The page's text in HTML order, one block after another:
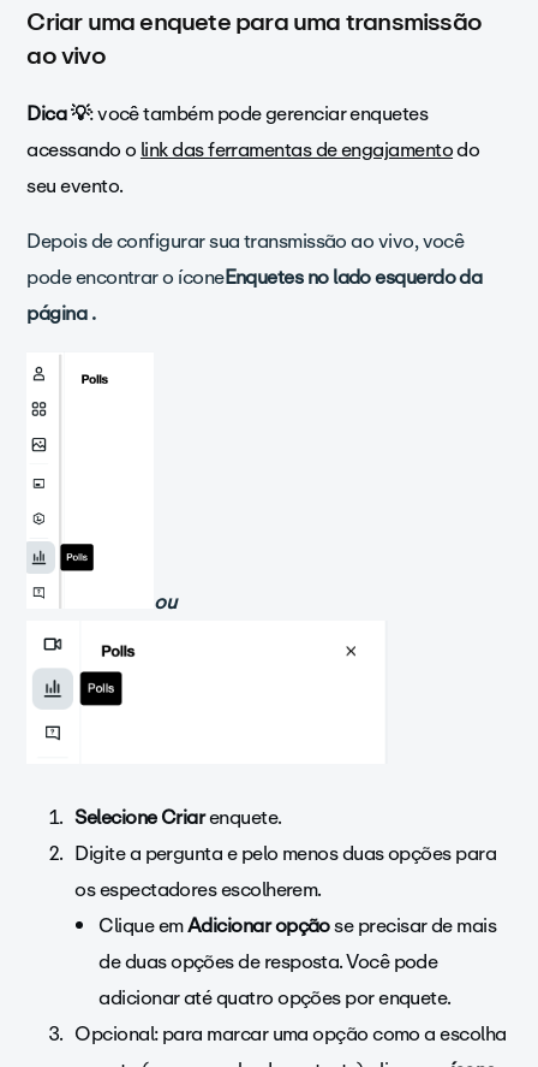
Criar uma enquete para uma transmissão
ao vivo
Dica 💡: você também pode gerenciar enquetes
acessando olink das ferramentas de engajamentodo
seu evento.
Depois de configurar sua transmissão ao vivo,você
pode encontrar oíconeEnquetes no lado esquerdo da
página .
ou
Selecione Criarenquete.
Digite a pergunta e pelo menos duas opções para
os espectadores escolherem.
Clique emAdicionar opçãose precisar de mais
de duas opções de resposta. Você pode
adicionar até quatro opções por enquete.
Opcional: para marcar uma opção como a escolha